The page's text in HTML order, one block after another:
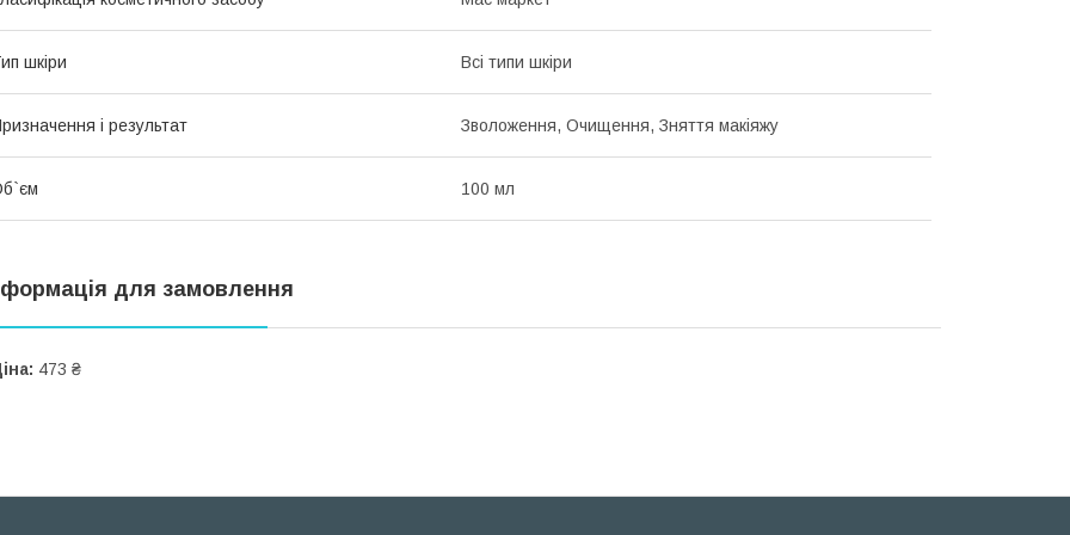
шкіри Всі типи шкіри
і результат Зволоження, Очищення, Зняття макіяжу
100 мл
для замовлення
473 ₴